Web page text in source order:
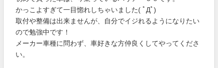
かっこよすぎて一目惚れしちゃいました( ﾟДﾟ)
取付や整備は出来ませんが、自分でイジれるようになりたい
ので勉強中です！
メーカー車種に問わず、車好きな方仲良くしてやってくださ
い。